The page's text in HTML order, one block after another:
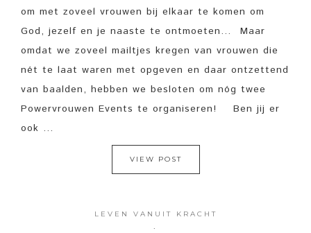
om met zoveel vrouwen bij elkaar te komen om
God, jezelf en je naaste te ontmoeten… Maar
omdat we zoveel mailtjes kregen van vrouwen die
nét te laat waren met opgeven en daar ontzettend
van baalden, hebben we besloten om nóg twee
Powervrouwen Events te organiseren! Ben jij er
ook ...
VIEW POST
LEVEN VANUIT KRACHT
·